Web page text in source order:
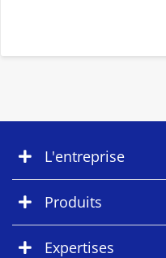
L'entreprise
Produits
Expertises